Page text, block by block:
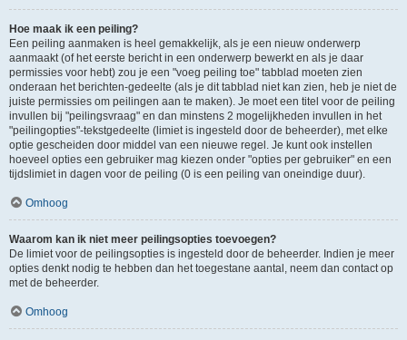
Hoe maak ik een peiling?
Een peiling aanmaken is heel gemakkelijk, als je een nieuw onderwerp
aanmaakt (of het eerste bericht in een onderwerp bewerkt en als je daar
permissies voor hebt) zou je een "voeg peiling toe" tabblad moeten zien
onderaan het berichten-gedeelte (als je dit tabblad niet kan zien, heb je niet de
juiste permissies om peilingen aan te maken). Je moet een titel voor de peiling
invullen bij "peilingsvraag" en dan minstens 2 mogelijkheden invullen in het
"peilingopties"-tekstgedeelte (limiet is ingesteld door de beheerder), met elke
optie gescheiden door middel van een nieuwe regel. Je kunt ook instellen
hoeveel opties een gebruiker mag kiezen onder "opties per gebruiker" en een
tijdslimiet in dagen voor de peiling (0 is een peiling van oneindige duur).
Omhoog
Waarom kan ik niet meer peilingsopties toevoegen?
De limiet voor de peilingsopties is ingesteld door de beheerder. Indien je meer
opties denkt nodig te hebben dan het toegestane aantal, neem dan contact op
met de beheerder.
Omhoog